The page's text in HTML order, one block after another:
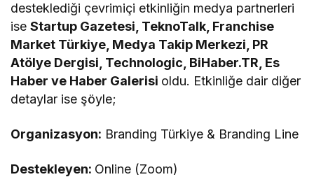
desteklediği çevrimiçi etkinliğin medya partnerleri
iseStartup Gazetesi, TeknoTalk, Franchise
Market Türkiye, Medya Takip Merkezi, PR
Atölye Dergisi, Technologic, BiHaber.TR, Es
Haber ve Haber Galerisi oldu. Etkinliğe dair diğer
detaylar ise şöyle;
Organizasyon: Branding Türkiye & Branding Line
Destekleyen: Online (Zoom)